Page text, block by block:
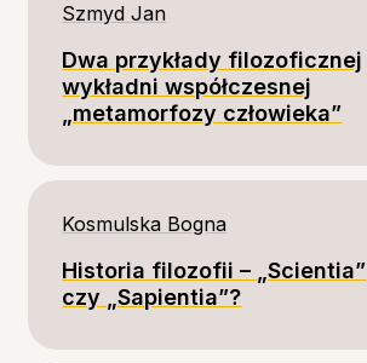
Szmyd Jan
Dwa przykłady filozoficznej
wykładni współczesnej
„metamorfozy człowieka”
Kosmulska Bogna
Historia filozofii – „Scientia”
czy „Sapientia”?